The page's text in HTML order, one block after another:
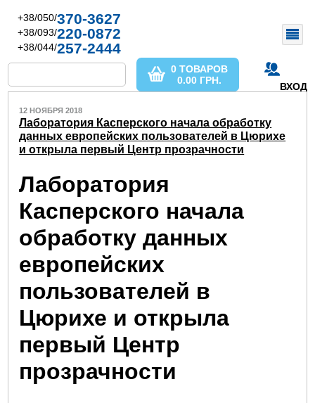
+38/050/370-3627
+38/093/220-0872
+38/044/257-2444
ВХОД
0 ТОВАРОВ
0.00 ГРН.
12 НОЯБРЯ 2018
Лаборатория Касперского начала обработку
данных европейских пользователей в Цюрихе
и открыла первый Центр прозрачности
Лаборатория
Касперского начала
обработку данных
европейских
пользователей в
Цюрихе и открыла
первый Центр
прозрачности